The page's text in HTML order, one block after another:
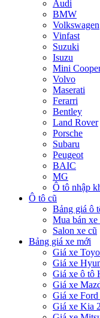
Audi
BMW
Volkswagen
Vinfast
Suzuki
Isuzu
Mini
Volvo
Maserati
Ferarri
Bentley
Land Rover
Porsche
Subaru
Peugeot
BAIC
MG
Ô tô nhập
Ô tô cũ
Bảng giá ô
Mua bán xe
Salon xe cũ
Bảng giá xe mới
Giá xe
Giá xe
Giá xe ô tô
Giá xe
Giá xe
Giá xe Kia